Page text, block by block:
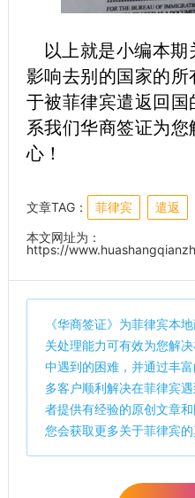
以上就是小编本
影响去别的国家的
于被菲律宾遣返回
系我们华商签证为
心！
文章TAG： 菲律宾 遣返
本文网址为：
https://
《华商签证》为菲律宾本
关处理能力可有效为您解
中遇到的困难，并通过丰
多客户顺利解决在菲律宾
者提供有经验的原创文章
您会获取更多关于菲律宾的